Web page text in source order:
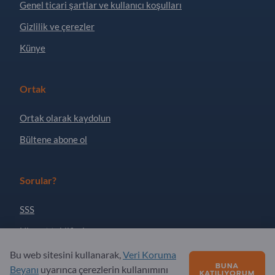
Genel ticari şartlar ve kullanıcı koşulları
Gizlilik ve çerezler
Künye
Ortak
Ortak olarak kaydolun
Bültene abone ol
Sorular?
SSS
Hizmet teklifimiz
Hakkımızda
Bu web sitesini kullanarak,Veri Koruma
Beyanı uyarınca çerezlerin kullanımını BUNA